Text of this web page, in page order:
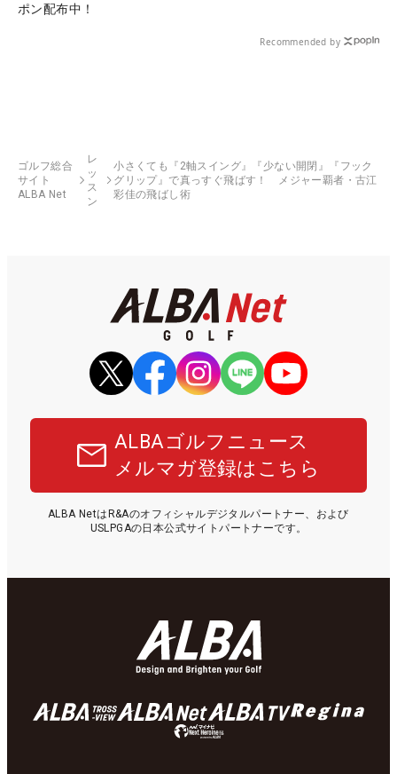
ポン配布中！
Recommended by
ゴルフ総合
サイト
ALBA Net
レ
ッ
ス
ン
小さくても『2軸スイング』『少ない開閉』『フック
グリップ』で真っすぐ飛ばす！ メジャー覇者・古江
彩佳の飛ばし術
ALBAゴルフニュース
メルマガ登録はこちら
ALBA NetはR&Aのオフィシャルデジタルパートナー、および
USLPGAの日本公式サイトパートナーです。